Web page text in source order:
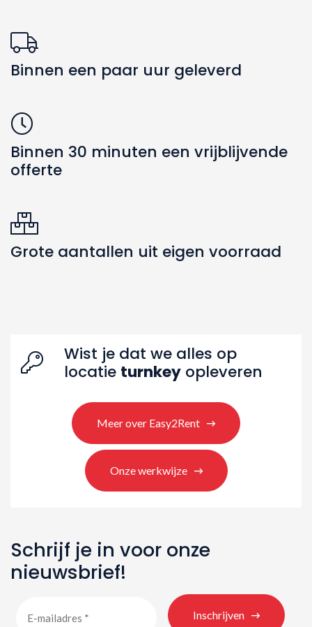
Binnen een paar uur geleverd
Binnen 30 minuten een vrijblijvende
offerte
Grote aantallen uit eigen voorraad
Wist je dat we alles op
locatie turnkey opleveren
Meer over Easy2Rent
Onze werkwijze
Schrijf je in voor onze
nieuwsbrief!
Inschrijven